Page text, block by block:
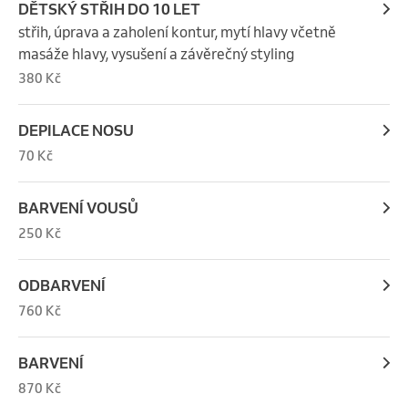
DĚTSKÝ STŘIH DO 10 LET
střih, úprava a zaholení kontur, mytí hlavy včetně
masáže hlavy, vysušení a závěrečný styling
380 Kč
DEPILACE NOSU
70 Kč
BARVENÍ VOUSŮ
250 Kč
ODBARVENÍ
760 Kč
BARVENÍ
870 Kč